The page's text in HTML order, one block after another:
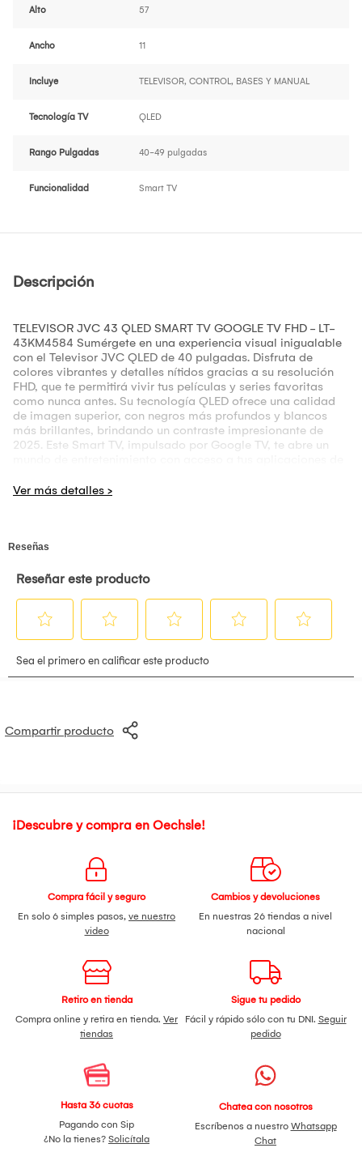
Alto 57
Ancho 11
Incluye TELEVISOR, CONTROL, BASES Y MANUAL
Tecnología TV QLED
Rango Pulgadas 40-49 pulgadas
Funcionalidad Smart TV
Descripción
TELEVISOR JVC 43 QLED SMART TV GOOGLE TV FHD - LT-
43KM4584 Sumérgete en una experiencia visual inigualable
con el Televisor JVC QLED de 40 pulgadas. Disfruta de
colores vibrantes y detalles nítidos gracias a su resolución
FHD, que te permitirá vivir tus películas y series favoritas
como nunca antes. Su tecnología QLED ofrece una calidad
de imagen superior, con negros más profundos y blancos
más brillantes, brindando un contraste impresionante de
2025. Este Smart TV, impulsado por Google TV, te abre un
televisor con comandos de voz. Su diseño elegante y
tecnología QLED y resolución FHD. - Sumérgete en un sonido
un mundo de entretenimiento con Google TV y tus
dispositivos gracias a su conectividad Bluetooth. - Controla
tu televisor con comandos de voz y disfruta de una
experiencia manos libres.
Compartir producto
¡Descubre y compra en Oechsle!
Compra fácil y seguro
En solo 6 simples pasos, ve nuestro
video
Cambios y devoluciones
En nuestras 26 tiendas a nivel
nacional
Retiro en tienda
Compra online y retira en tienda. Ver
tiendas
Sigue tu pedido
Fácil y rápido sólo con tu DNI. Seguir
pedido
Hasta 36 cuotas
Pagando con Sip
¿No la tienes? Solicítala
Chatea con nosotros
Escríbenos a nuestro Whatsapp
Chat